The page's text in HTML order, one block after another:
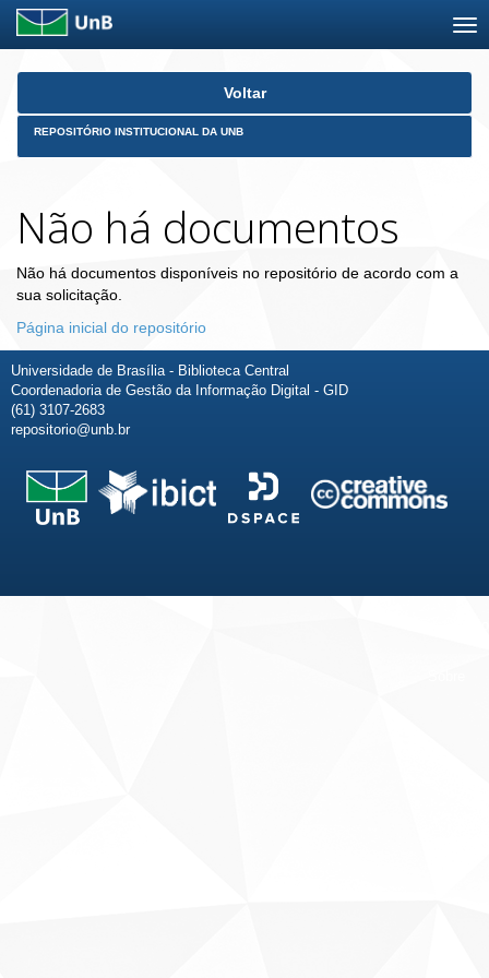
Skip
Voltar
REPOSITÓRIO INSTITUCIONAL DA UNB
Não há documentos
Não há documentos disponíveis no repositório de acordo com a
sua solicitação.
Página inicial do repositório
Universidade de Brasília - Biblioteca Central
Coordenadoria de Gestão da Informação Digital - GID
(61) 3107-2683
repositorio@unb.br